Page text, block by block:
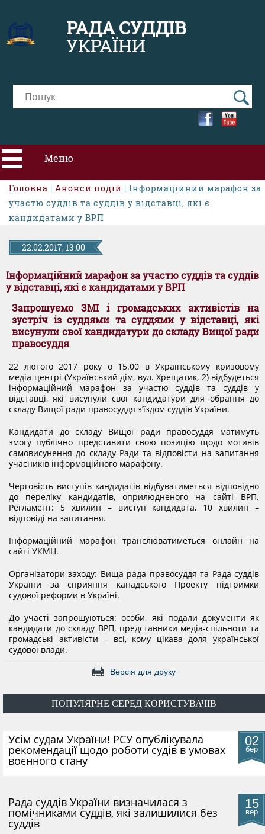
РАДА СУДДІВ
УКРАЇНИ
Меню
ПРО РСУ
ДОКУМЕНТИ
КАНДИДАТИ ДО КСУ
НОРМАТИВНІ ДОКУМЕНТИ
МІЖНАРОДНІ СТАНДАРТИ
СОЦІОЛОГІЧНІ ОПИТУВАННЯ
СИСТЕМА ОЦІНЮВАННЯ
КОНФЛІКТ ІНТЕРЕСІВ
НОРМАТИВИ НАВАНТАЖЕННЯ
ГАЛЕРЕЯ
Головна | Анонси подій | Інформаційний марафон за
участю суддів та суддів у відставці, які є
кандидатами у ВРП
22.02.2017, 13:00
Інформаційний марафон за участю суддів та суддів
у відставці, які є кандидатами у ВРП
Запрошуємо ЗМІ і громадських активістів на
зустріч із суддями та суддями у відставці, які
висунули свої кандидатури до складу Вищої ради
правосуддя
22 лютого 2017 року о 15.00 в Українському кризовому
медіа-центрі (Український дім, вул. Хрещатик, 2) відбудеться
інформаційний марафон за участю суддів та суддів у
відставці, які висунули свої кандидатури для обрання до
складу Вищої ради правосуддя з’їздом суддів України.
Кандидати до складу Вищої ради правосуддя матимуть
змогу публічно представити свою позицію щодо мотивів
самовисунення до складу Ради та відповісти на запитання
учасників інформаційного марафону.
Черговість виступів кандидатів відбуватиметься відповідно
до переліку кандидатів, оприлюдненого на сайті ВРП.
Регламент: 5 хвилин – виступ кандидата, 10 хвилин –
відповіді на запитання.
Інформаційний марафон транслюватиметься онлайн на
сайті УКМЦ.
Організатори заходу: Вища рада правосуддя та Рада суддів
України за сприяння канадського Проекту підтримки
судової реформи в Україні.
До участі запрошуються: особи, які подали документи як
кандидати до складу ВРП, представники медіа-спільноти та
громадські активісти – всі, кому цікава доля української
судової влади.
Версія для друку
ПОПУЛЯРНЕ СЕРЕД КОРИСТУВАЧІВ
02
бер
​Усім судам України! РСУ опублікувала
рекомендації щодо роботи судів в умовах
воєнного стану
15
вер
Рада суддів України визначилася з
помічниками суддів, які залишилися без
суддів